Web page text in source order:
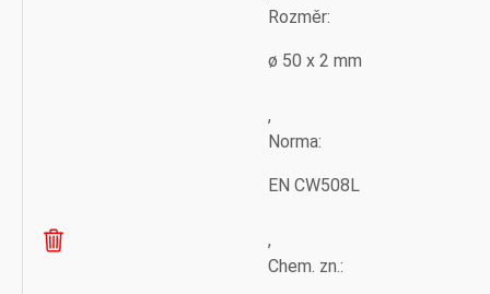
Rozměr:
ø 50 x 2 mm
,
Norma:
EN CW508L
,
Chem. zn.: